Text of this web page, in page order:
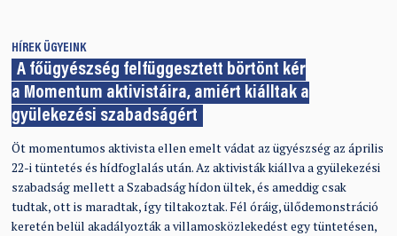
HÍREK ÜGYEINK
A főügyészség felfüggesztett börtönt kér
a Momentum aktivistáira, amiért kiálltak a
gyülekezési szabadságért
Öt momentumos aktivista ellen emelt vádat az ügyészség az április
22-i tüntetés és hídfoglalás után. Az aktivisták kiállva a gyülekezési
szabadság mellett a Szabadság hídon ültek, és ameddig csak
tudtak, ott is maradtak, így tiltakoztak. Fél óráig, ülődemonstráció
keretén belül akadályozták a villamosközlekedést egy tüntetésen,